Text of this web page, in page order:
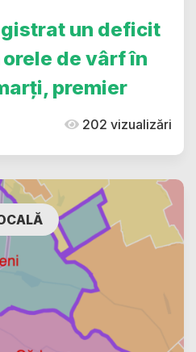
un deficit
de vârf în
premier
202 vizualizări